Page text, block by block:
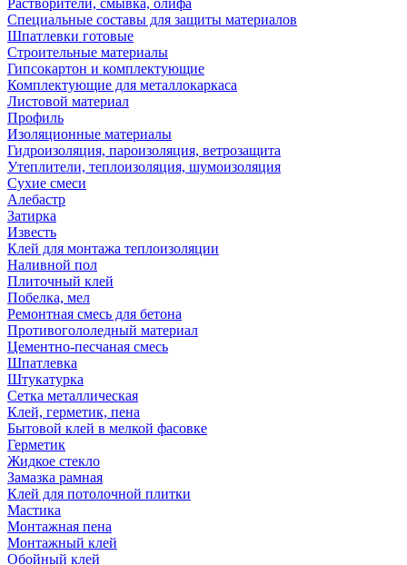
Растворители, смывка, олифа
Специальные составы для защиты материалов
Шпатлевки готовые
Строительные материалы
Гипсокартон и комплектующие
Комплектующие для металлокаркаса
Листовой материал
Профиль
Изоляционные материалы
Гидроизоляция, пароизоляция, ветрозащита
Утеплители, теплоизоляция, шумоизоляция
Сухие смеси
Алебастр
Затирка
Известь
Клей для монтажа теплоизоляции
Наливной пол
Плиточный клей
Побелка, мел
Ремонтная смесь для бетона
Противогололедный материал
Цементно-песчаная смесь
Шпатлевка
Штукатурка
Сетка металлическая
Клей, герметик, пена
Бытовой клей в мелкой фасовке
Герметик
Жидкое стекло
Замазка рамная
Клей для потолочной плитки
Мастика
Монтажная пена
Монтажный клей
Обойный клей